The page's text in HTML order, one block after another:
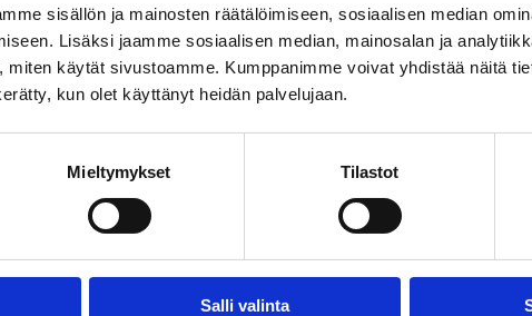
sisällön ja mainosten räätälöimiseen, sosiaalisen median
Lisäksi jaamme sosiaalisen median, mainosalan ja
miten käytät sivustoamme. Kumppanimme voivat yhdistää näitä
kun olet käyttänyt heidän palvelujaan.
Mieltymykset Tilastot
Salli valinta